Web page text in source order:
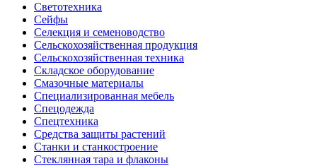
Светотехника
Сейфы
Селекция и семеноводство
Сельскохозяйственная продукция
Сельскохозяйственная техника
Складское оборудование
Смазочные материалы
Специализированная мебель
Спецодежда
Спецтехника
Средства защиты растений
Станки и станкостроение
Стеклянная тара и флаконы